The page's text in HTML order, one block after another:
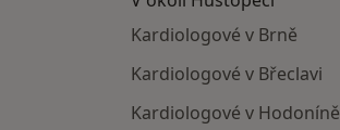
Kardiologové v Brně
Kardiologové v Břeclavi
Kardiologové v Hodoníně